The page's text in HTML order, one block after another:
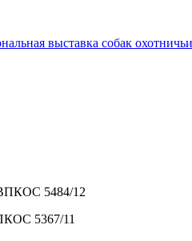
выставка собак
5484/12
5367/11